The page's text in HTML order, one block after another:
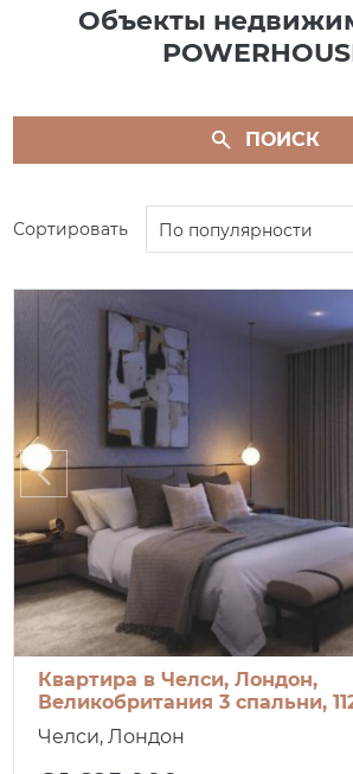
Объекты
ПОИСК
Сортировать По популярности
Квартира в Челси, Лондон,
Великобритания 3 спальни,
Челси, Лондон